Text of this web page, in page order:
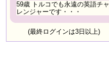
59歳 トルコでも永遠の英語チャ
レンジャーです・・・
(最終ログインは3日以上)